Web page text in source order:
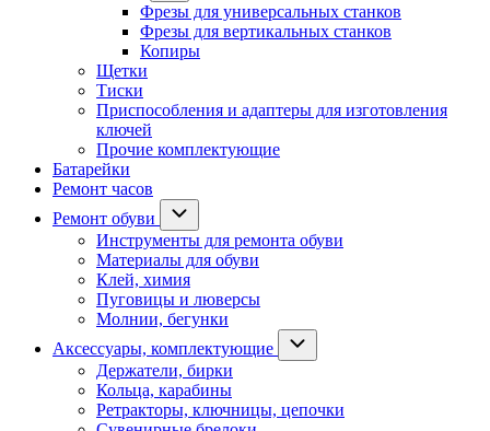
Фрезы для универсальных станков
Фрезы для вертикальных станков
Копиры
Щетки
Тиски
Приспособления и адаптеры для изготовления
ключей
Прочие комплектующие
Батарейки
Ремонт часов
Ремонт обуви
Инструменты для ремонта обуви
Материалы для обуви
Клей, химия
Пуговицы и люверсы
Молнии, бегунки
Аксессуары, комплектующие
Держатели, бирки
Кольца, карабины
Ретракторы, ключницы, цепочки